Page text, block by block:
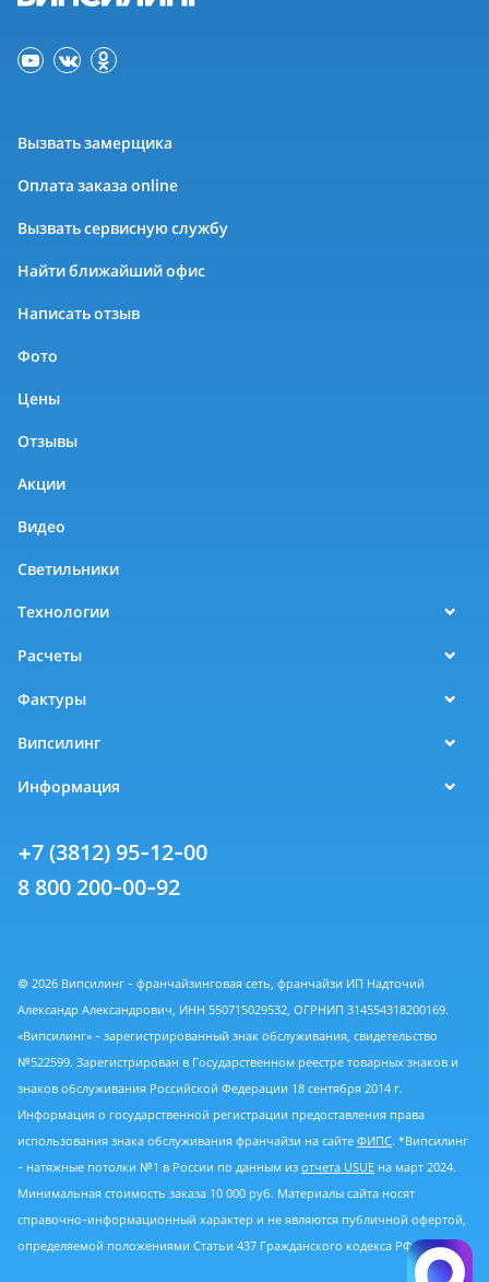
Вызвать замерщика
Оплата заказа online
Вызвать сервисную службу
Найти ближайший офис
Написать отзыв
Фото
Цены
Отзывы
Акции
Видео
Светильники
Технологии
Расчеты
Фактуры
Випсилинг
Информация
+7 (3812) 95-12-00
8 800 200-00-92
© 2026 Випсилинг - франчайзинговая сеть, франчайзи ИП Надточий
Александр Александрович, ИНН 550715029532, ОГРНИП 314554318200169.
«Випсилинг» - зарегистрированный знак обслуживания, свидетельство
№522599. Зарегистрирован в Государственном реестре товарных знаков и
знаков обслуживания Российской Федерации 18 сентября 2014 г.
Информация о государственной регистрации предоставления права
использования знака обслуживания франчайзи на сайте ФИПС. *Випсилинг
- натяжные потолки №1 в России по данным из отчета USUE на март 2024.
Минимальная стоимость заказа 10 000 руб. Материалы сайта носят
справочно-информационный характер и не являются публичной офертой,
определяемой положениями Статьи 437 Гражданского кодекса РФ.